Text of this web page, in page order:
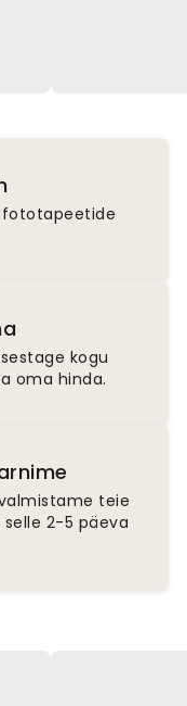
fototapeetide
kogu
oma hinda.
teie
2-5 päeva